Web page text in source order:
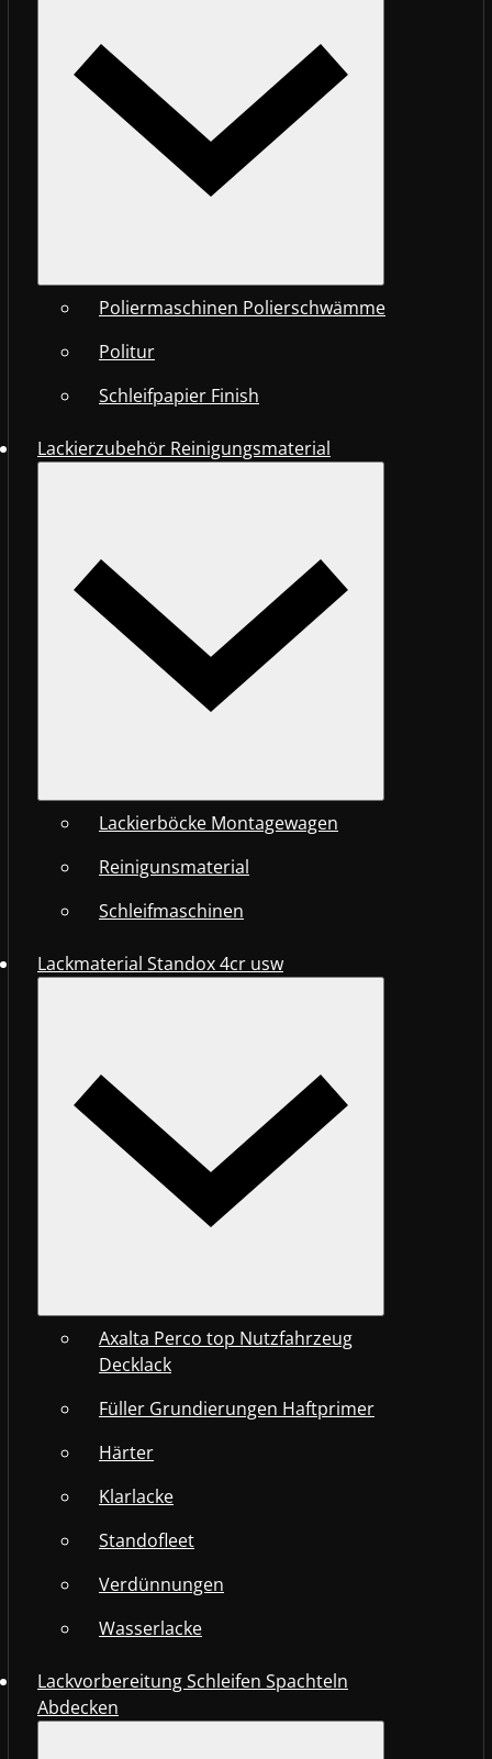
Poliermaschinen Polierschwämme
Politur
Schleifpapier Finish
Lackierzubehör Reinigungsmaterial
Lackierböcke Montagewagen
Reinigunsmaterial
Schleifmaschinen
Lackmaterial Standox 4cr usw
Axalta Perco top Nutzfahrzeug
Decklack
Füller Grundierungen Haftprimer
Härter
Klarlacke
Standofleet
Verdünnungen
Wasserlacke
Lackvorbereitung Schleifen Spachteln
Abdecken